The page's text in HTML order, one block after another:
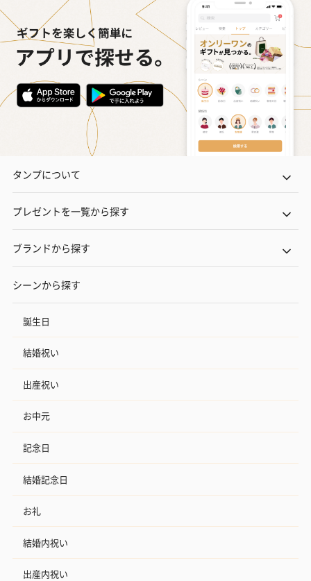
タンプについて
プレゼントを一覧から探す
ブランドから探す
シーンから探す
誕生日
結婚祝い
出産祝い
お中元
記念日
結婚記念日
お礼
結婚内祝い
出産内祝い